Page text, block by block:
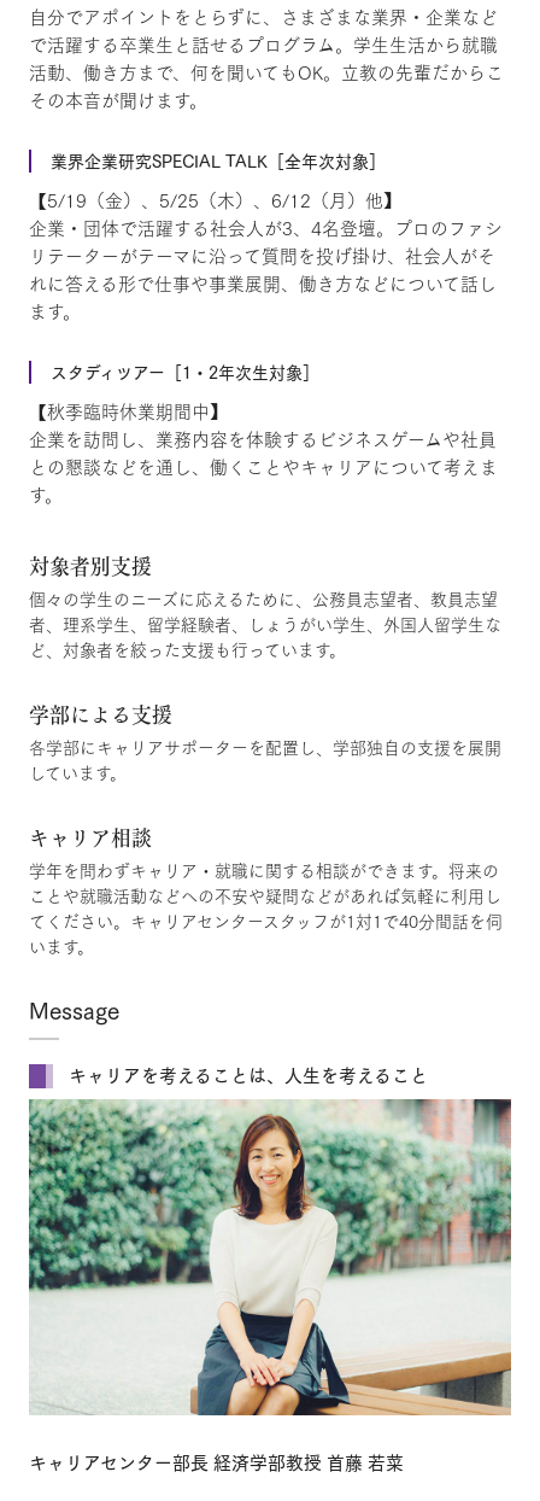
自分でアポイントをとらずに、さまざまな業界・企業など
で活躍する卒業生と話せるプログラム。学生生活から就職
活動、働き方まで、何を聞いてもOK。立教の先輩だからこ
その本音が聞けます。
業界企業研究SPECIAL TALK［全年次対象］
【5/19（金）、5/25（木）、6/12（月）他】
企業・団体で活躍する社会人が3、4名登壇。プロのファシ
リテーターがテーマに沿って質問を投げ掛け、社会人がそ
れに答える形で仕事や事業展開、働き方などについて話し
ます。
スタディツアー［1・2年次生対象］
【秋季臨時休業期間中】
企業を訪問し、業務内容を体験するビジネスゲームや社員
との懇談などを通し、働くことやキャリアについて考えま
す。
対象者別支援
個々の学生のニーズに応えるために、公務員志望者、教員志望
者、理系学生、留学経験者、しょうがい学生、外国人留学生な
ど、対象者を絞った支援も行っています。
学部による支援
各学部にキャリアサポーターを配置し、学部独自の支援を展開
しています。
キャリア相談
学年を問わずキャリア・就職に関する相談ができます。将来の
ことや就職活動などへの不安や疑問などがあれば気軽に利用し
てください。キャリアセンタースタッフが1対1で40分間話を伺
います。
Message
キャリアを考えることは、人生を考えること
キャリアセンター部長 経済学部教授 首藤 若菜